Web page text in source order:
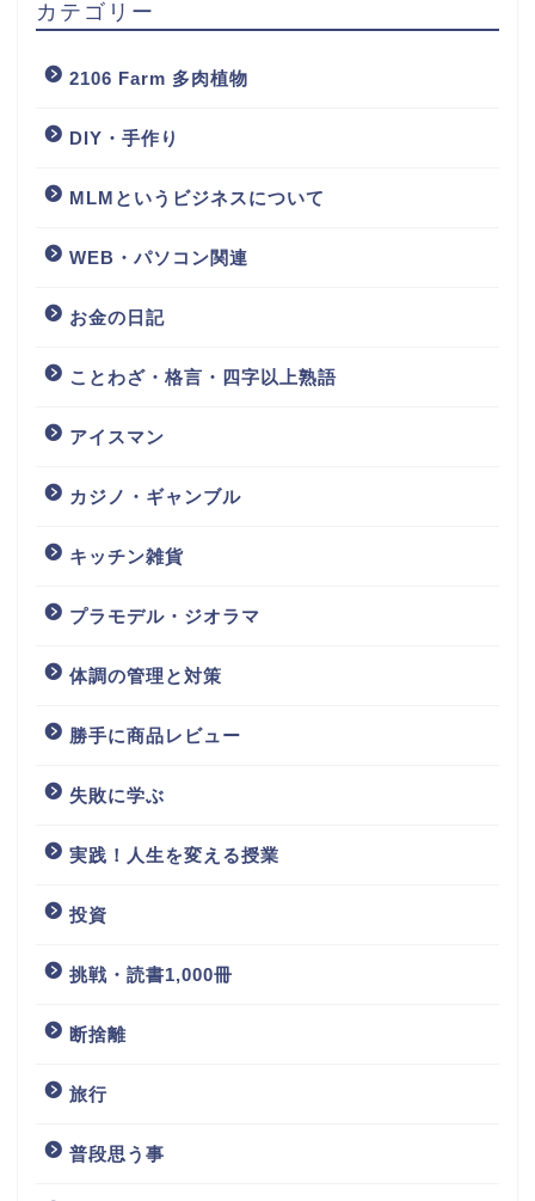
カテゴリー
2106 Farm 多肉植物
DIY・手作り
MLMというビジネスについて
WEB・パソコン関連
お金の日記
ことわざ・格言・四字以上熟語
アイスマン
カジノ・ギャンブル
キッチン雑貨
プラモデル・ジオラマ
体調の管理と対策
勝手に商品レビュー
失敗に学ぶ
実践！人生を変える授業
投資
挑戦・読書1,000冊
断捨離
旅行
普段思う事